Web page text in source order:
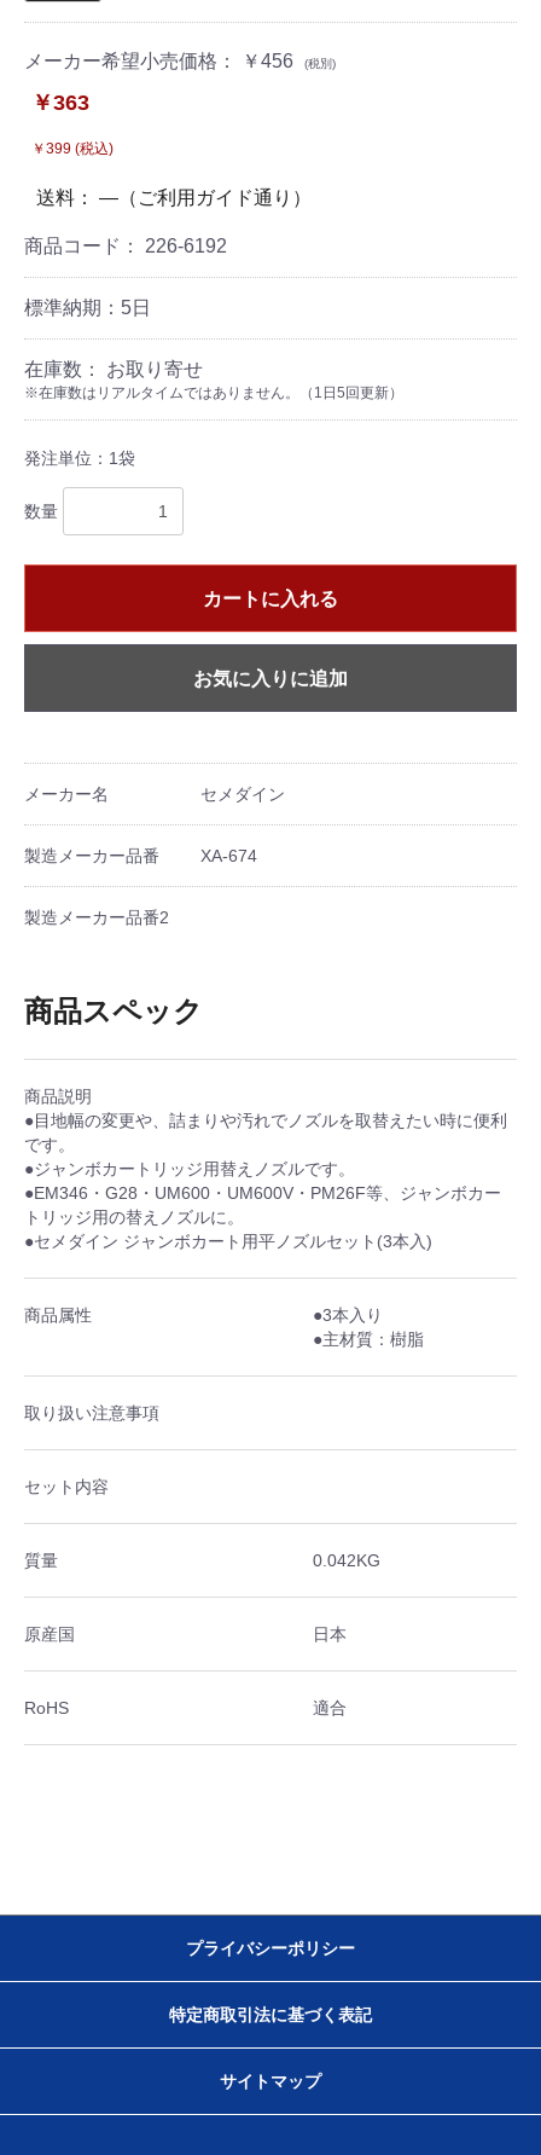
メーカー希望小売価格： ￥456 (税別)
￥363
￥399 (税込)
送料： ―（ご利用ガイド通り）
商品コード： 226-6192
標準納期：5日
在庫数： お取り寄せ
※在庫数はリアルタイムではありません。（1日5回更新）
発注単位：1袋
数量
カートに入れる
お気に入りに追加
メーカー名 セメダイン
製造メーカー品番 XA-674
製造メーカー品番2
商品スペック
商品説明
●目地幅の変更や、詰まりや汚れでノズルを取替えたい時に便利
です。
●ジャンボカートリッジ用替えノズルです。
●EM346・G28・UM600・UM600V・PM26F等、ジャンボカー
トリッジ用の替えノズルに。
●セメダイン ジャンボカート用平ノズルセット(3本入)
商品属性
●3本入り
●主材質：樹脂
取り扱い注意事項
セット内容
質量 0.042KG
原産国 日本
RoHS 適合
プライバシーポリシー
特定商取引法に基づく表記
サイトマップ